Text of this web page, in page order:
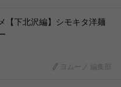
【下北沢編】シモキタ洋麺
ヨムーノ 編集部